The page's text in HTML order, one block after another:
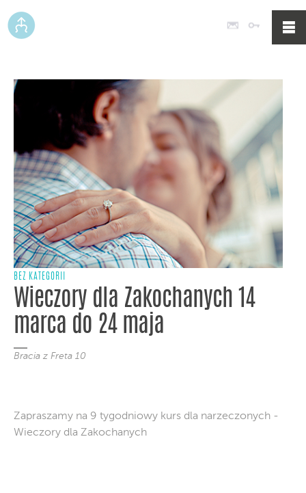
Poczta
BEZ KATEGORII
Wieczory dla Zakochanych 14
marca do 24 maja
Bracia z Freta 10
Zapraszamy na 9 tygodniowy kurs dla narzeczonych -
Wieczory dla Zakochanych